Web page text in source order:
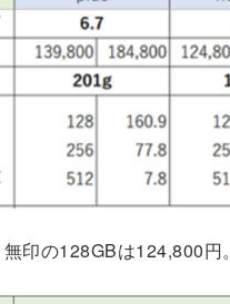
印の128GBは124,800円。